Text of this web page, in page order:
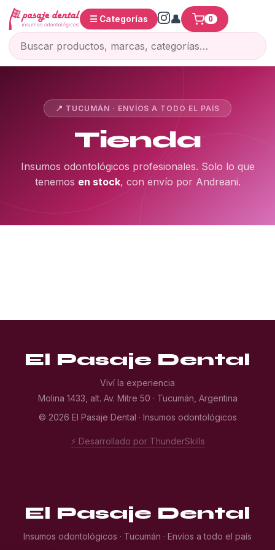
☰ Categorías 0
📍 TUCUMÁN · ENVÍOS A TODO EL PAÍS
Tienda
Insumos odontológicos profesionales. Solo lo que
tenemos en stock, con envío por Andreani.
El Pasaje Dental
Viví la experiencia
Molina 1433, alt. Av. Mitre 50 · Tucumán, Argentina
© 2026 El Pasaje Dental · Insumos odontológicos
⚡ Desarrollado por ThunderSkills
El Pasaje Dental
Insumos odontológicos · Tucumán · Envíos a todo el país